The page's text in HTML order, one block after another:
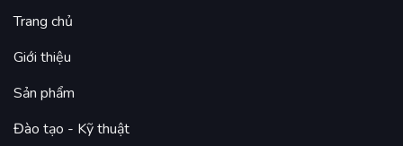
Trang chủ
Giới thiệu
Sản phẩm
Đào tạo - Kỹ thuật